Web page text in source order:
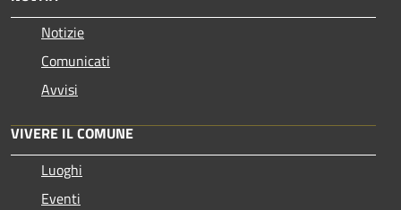
Notizie
Comunicati
Avvisi
VIVERE IL COMUNE
Luoghi
Eventi